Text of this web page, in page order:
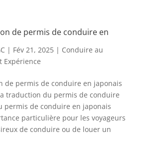
de permis de conduire en
| Fév 21, 2025| Conduire au
Expérience
de permis de conduire en japonais
traduction du permis de conduire
permis de conduire en japonais
particulière pour les voyageurs
de conduire ou de louer un